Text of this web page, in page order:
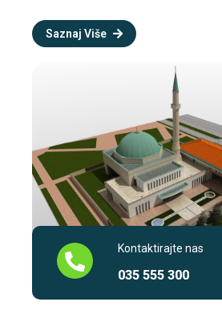
Kontaktirajte nas
035 555 300
Saznaj Više